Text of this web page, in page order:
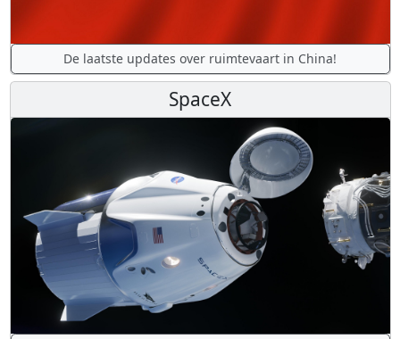
De laatste updates over ruimtevaart in China!
SpaceX